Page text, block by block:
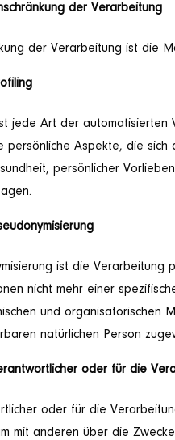
der Verarbeitung
der Verarbeitung ist die
jede Art der
persönliche Aspekte, die
persönlicher
ist die
nicht mehr einer
und organisatorischen
natürlichen Person
oder für die
oder für die
mit anderen über die